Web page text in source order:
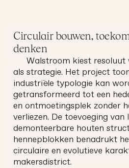
Circulair bouwen,
denken
Walstroom kiest
als strategie. Het project
industriële typologie kan
getransformeerd tot een
en ontmoetingsplek zonder
verliezen. De toevoeging van
demonteerbare houten
hennepblokken benadrukt
circulaire en evolutieve
makersdistrict.
brus